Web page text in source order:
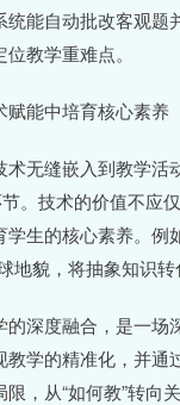
能自动批改客观
教学重难点。
赋能中培育核心素养
无缝嵌入到教学
。技术的价值不
生的核心素养。
地貌，将抽象知识转
深度融合，是一
学的精准化，并
，从“如何教”转向